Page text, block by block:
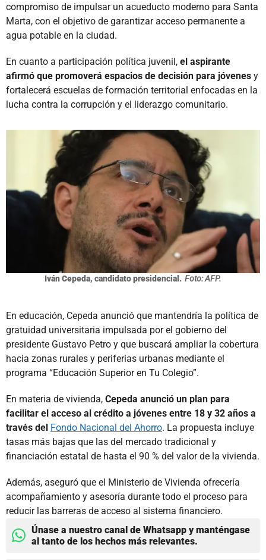
compromiso de impulsar un acueducto moderno para Santa
Marta, con el objetivo de garantizar acceso permanente a
agua potable en la ciudad.
En cuanto a participación política juvenil, el aspirante
afirmó que promoverá espacios de decisión para jóvenes y
fortalecerá escuelas de formación territorial enfocadas en la
lucha contra la corrupción y el liderazgo comunitario.
Iván Cepeda, candidato presidencial. Foto: AFP.
En educación, Cepeda anunció que mantendría la política de
gratuidad universitaria impulsada por el gobierno del
presidente Gustavo Petro y que buscará ampliar la cobertura
hacia zonas rurales y periferias urbanas mediante el
programa “Educación Superior en Tu Colegio”.
En materia de vivienda, Cepeda anunció un plan para
facilitar el acceso al crédito a jóvenes entre 18 y 32 años a
través del Fondo Nacional del Ahorro. La propuesta incluye
tasas más bajas que las del mercado tradicional y
financiación estatal de hasta el 90 % del valor de la vivienda.
Además, aseguró que el Ministerio de Vivienda ofrecería
acompañamiento y asesoría durante todo el proceso para
reducir las barreras de acceso al sistema financiero.
Únase a nuestro canal de Whatsapp y manténgase
al tanto de los hechos más relevantes.